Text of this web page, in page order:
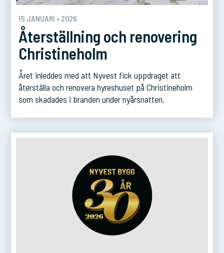
15 JANUARI • 2026
Återställning och renovering
Christineholm
Året inleddes med att Nyvest fick uppdraget att
återställa och renovera hyreshuset på Christineholm
som skadades i branden under nyårsnatten.